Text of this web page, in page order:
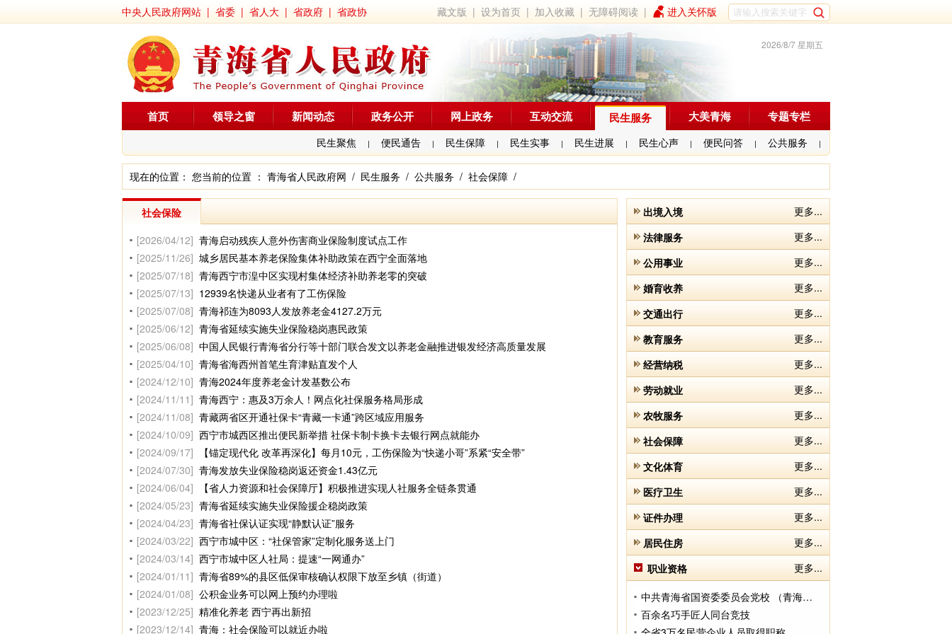
中央人民政府网站 | 省委 | 省人大 | 省政府 | 省政协 藏文版 |设为首页 | 加入收藏 |无障碍阅读 | 进入关怀版
2026/8/7 星期五
首页 领导之窗 新闻动态 政务公开 网上政务 互动交流 民生服务
民生聚焦 | 便民通告 | 民生保障 | 民生实事 | 民生进展 | 民生心声 | 便民问答 | 公共服务 |
大美青海 专题专栏
现在的位置： 您当前的位置 ： 青海省人民政府网 / 民生服务 / 公共服务 / 社会保障 /
社会保险
[2026/04/12] 青海启动残疾人意外伤害商业保险制度试点工作
[2025/11/26] 城乡居民基本养老保险集体补助政策在西宁全面落地
[2025/07/18] 青海西宁市湟中区实现村集体经济补助养老零的突破
[2025/07/13] 12939名快递从业者有了工伤保险
[2025/07/08] 青海祁连为8093人发放养老金4127.2万元
[2025/06/12] 青海省延续实施失业保险稳岗惠民政策
[2025/06/08] 中国人民银行青海省分行等十部门联合发文以养老金融推进银发经济高质量发展
[2025/04/10] 青海省海西州首笔生育津贴直发个人
[2024/12/10] 青海2024年度养老金计发基数公布
[2024/11/11] 青海西宁：惠及3万余人！网点化社保服务格局形成
[2024/11/08] 青藏两省区开通社保卡“青藏一卡通”跨区域应用服务
[2024/10/09] 西宁市城西区推出便民新举措 社保卡制卡换卡去银行网点就能办
[2024/09/17]
【锚定现代化 改革再深化】每月10元，工伤保险为“快递小哥”系紧“安全带”
[2024/07/30] 青海发放失业保险稳岗返还资金1.43亿元
[2024/06/04]
【省人力资源和社会保障厅】积极推进实现人社服务全链条贯通
[2024/05/23] 青海省延续实施失业保险援企稳岗政策
[2024/04/23] 青海省社保认证实现“静默认证”服务
[2024/03/22] 西宁市城中区：“社保管家”定制化服务送上门
[2024/03/14] 西宁市城中区人社局：提速“一网通办”
[2024/01/11] 青海省89%的县区低保审核确认权限下放至乡镇（街道）
[2024/01/08] 公积金业务可以网上预约办理啦
[2023/12/25] 精准化养老 西宁再出新招
[2023/12/14] 青海：社会保险可以就近办啦
出境入境
更多...
法律服务
更多...
公用事业
更多...
婚育收养
更多...
交通出行
更多...
教育服务
更多...
经营纳税
更多...
劳动就业
更多...
农牧服务
更多...
社会保障
更多...
文化体育
更多...
医疗卫生
更多...
证件办理
更多...
居民住房
更多...
职业资格
更多...
中共青海省国资委委员会党校 （青海省国资委干部教育培训中心）正式挂牌
百余名巧手匠人同台竞技